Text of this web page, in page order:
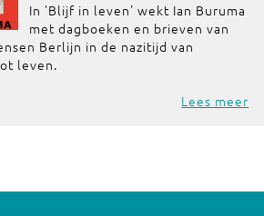
In 'Blijf in leven' wekt Ian Buruma
met dagboeken en brieven van
Berlijn in de nazitijd van
leven.
Lees meer